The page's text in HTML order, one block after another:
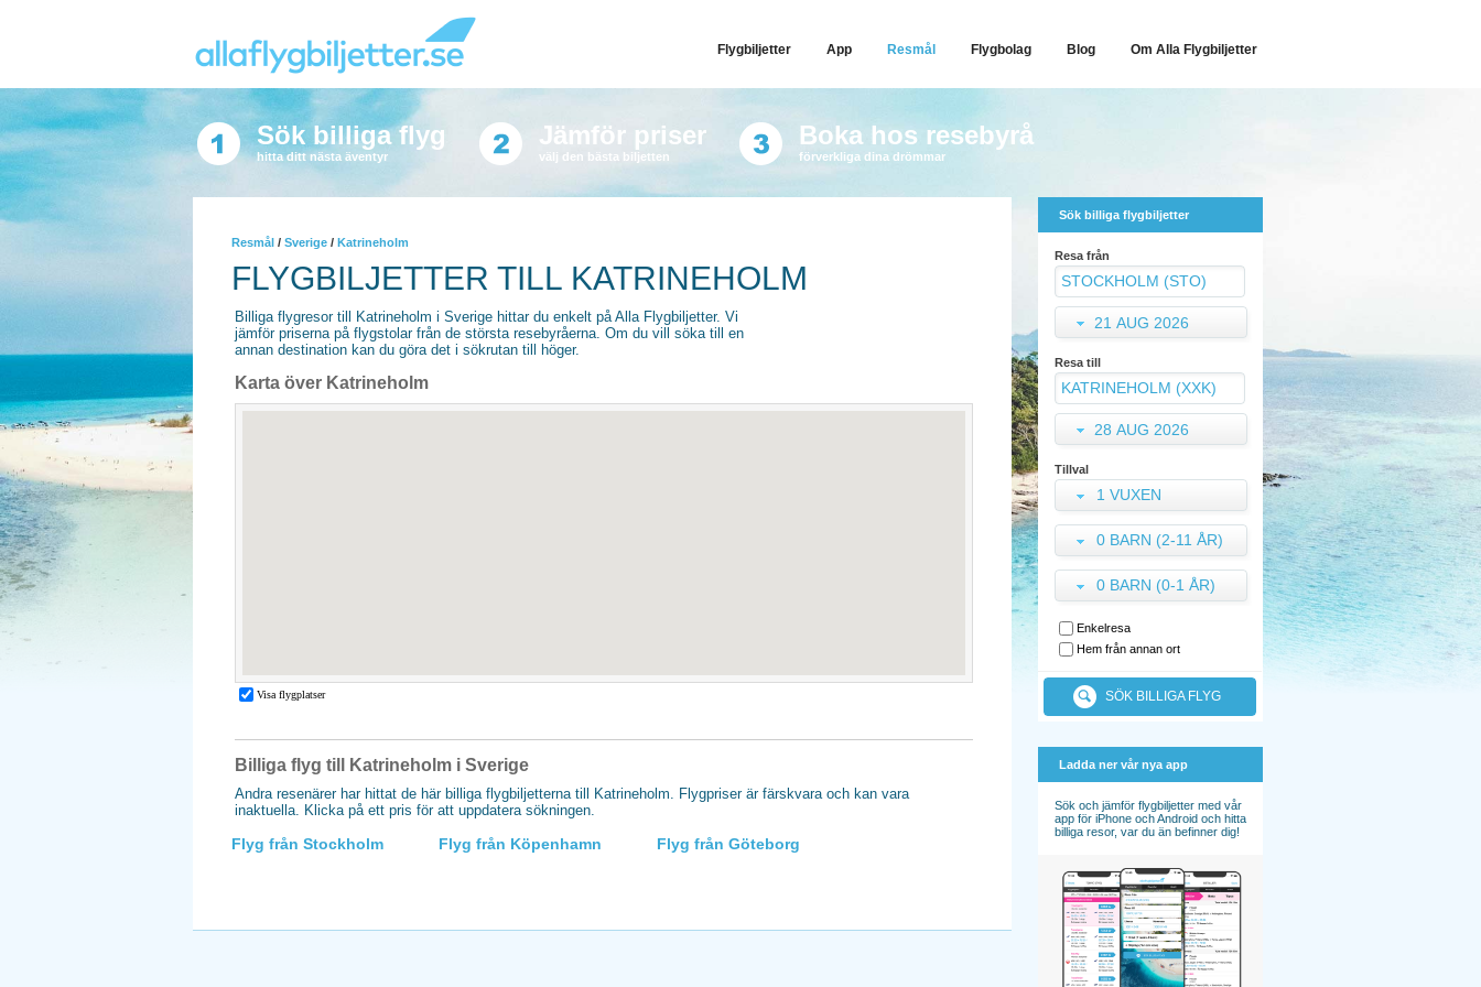
Flygbiljetter App Resmål Flygbolag Blog Om Alla Flygbiljetter
Sök billiga flyg
hitta ditt nästa äventyr
Jämför priser
välj den bästa biljetten
Boka hos resebyrå
förverkliga dina drömmar
Resmål / Sverige / Katrineholm
FLYGBILJETTER TILL KATRINEHOLM
Billiga flygresor till Katrineholm i Sverige hittar du enkelt på Alla Flygbiljetter. Vi
jämför priserna på flygstolar från de största resebyråerna. Om du vill söka till en
annan destination kan du göra det i sökrutan till höger.
Karta över Katrineholm
Billiga flyg till Katrineholm i Sverige
Andra resenärer har hittat de här billiga flygbiljetterna till Katrineholm. Flygpriser är färskvara och kan vara
inaktuella. Klicka på ett pris för att uppdatera sökningen.
Flyg från Stockholm Flyg från Köpenhamn Flyg från Göteborg
Sök billiga flygbiljetter
Resa från
21 AUG 2026
Resa till
28 AUG 2026
Tillval
1 VUXEN
0 BARN (2-11 ÅR)
0 BARN (0-1 ÅR)
Enkelresa
Hem från annan ort
SÖK BILLIGA FLYG
Ladda ner vår nya app
Sök och jämför flygbiljetter med vår
app för iPhone och Android och hitta
billiga resor, var du än befinner dig!